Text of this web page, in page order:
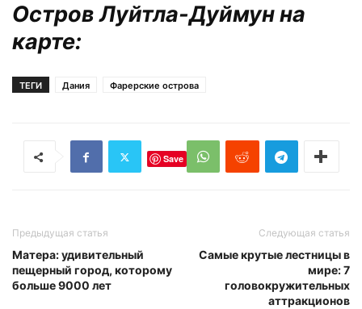
Остров Луйтла-Дуймун на
карте:
ТЕГИ Дания Фарерские острова
Save
Предыдущая статья
Матера: удивительный
пещерный город, которому
больше 9000 лет
Следующая статья
Самые крутые лестницы в
мире: 7
головокружительных
аттракционов